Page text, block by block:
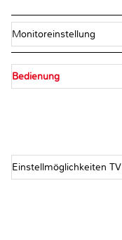
Monitoreinstellung
Bedienung
Einstellmöglichkeiten TV